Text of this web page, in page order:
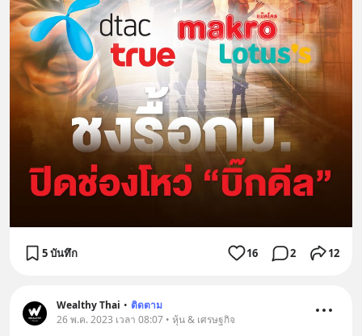
5 บันทึก 16 2 12
Wealthy Thai • ติดตาม
26 พ.ค. 2023 เวลา 08:07 • หุ้น & เศรษฐกิจ